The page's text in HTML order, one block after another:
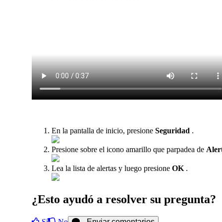
En la pantalla de inicio, presione Seguridad .
Presione sobre el icono amarillo que parpadea de
Lea la lista de alertas y luego presione OK .
¿Esto ayudó a resolver su pregunta?